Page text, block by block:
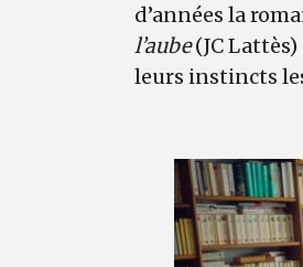
d’années la
l’aube(JC Lattès)
leurs instincts